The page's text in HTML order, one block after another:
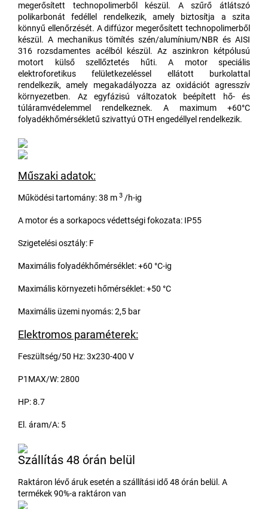
megerősített technopolimerből készül. A szűrő átlátszó
polikarbonát fedéllel rendelkezik, amely biztosítja a szita
könnyű ellenőrzését. A diffúzor megerősített technopolimerből
készül. A mechanikus tömítés szén/alumínium/NBR és AISI
316 rozsdamentes acélból készül. Az aszinkron kétpólusú
motort külső szellőztetés hűti. A motor speciális
elektroforetikus felületkezeléssel ellátott burkolattal
rendelkezik, amely megakadályozza az oxidációt agresszív
környezetben. Az egyfázisú változatok beépített hő- és
túláramvédelemmel rendelkeznek. A maximum +60°C
folyadékhőmérsékletű szivattyú OTH engedéllyel rendelkezik.
Műszaki adatok:
Működési tartomány: 38 m 3 /h-ig
A motor és a sorkapocs védettségi fokozata: IP55
Szigetelési osztály: F
Maximális folyadékhőmérséklet: +60 °C-ig
Maximális környezeti hőmérséklet: +50 °C
Maximális üzemi nyomás: 2,5 bar
Elektromos paraméterek:
Feszültség/50 Hz: 3x230-400 V
P1MAX/W: 2800
HP: 8.7
El. áram/A: 5
Szállítás 48 órán belül
Raktáron lévő áruk esetén a szállítási idő 48 órán belül. A
termékek 90%-a raktáron van